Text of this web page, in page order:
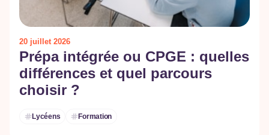
20 juillet 2026
Prépa intégrée ou CPGE : quelles
différences et quel parcours
choisir ?
Lycéens Formation